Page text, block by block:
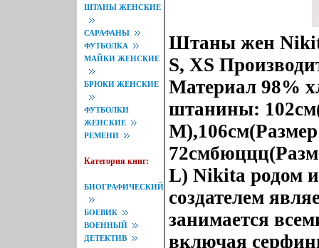
ШТАНЫ ЖЕНСКИЕ
САРАФАНЫ
ФУТБОЛКА
МАЙКИ ЖЕНСКИЕ
БРЮКИ ЖЕНСКИЕ
ФУТБОЛКИ
ЖЕНСКИЕ
РЕМЕНИ
Категория книг:
БИОГРАФИЧЕСКИЙ
БОЕВИК
ВОЕННЫЙ
ДЕТЕКТИВ
Штаны жен
S, XS
Материал 98%
штанины:
L) Nikita родом
создателем
занимается
включая